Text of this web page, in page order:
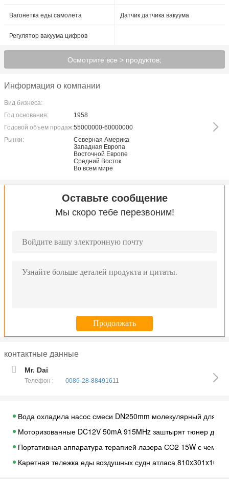
Вагонетка еды самолета Датчик датчика вакуума
Регулятор вакуума цифров
Осмотрите все > продуктов;
Информация о компании
Вид бизнеса:
Год основания:
1958
Годовой объем продаж:55000000-60000000
Рынки:
Северная Америка
Западная Европа
Восточной Европе
Средний Восток
Во всем мире
Оставьте сообщение
Мы скоро тебе перезвоним!
контактные данные
Mr. Dai
Телефон : 0086-28-88491611
Вода охладила насос смеси DN250mm молекулярный для
Моторизованные DC12V 50mA 915MHz заштырят тюнер для
Портативная аппаратура терапией лазера СО2 15W с
Каретная тележка еды воздушных судн атласа